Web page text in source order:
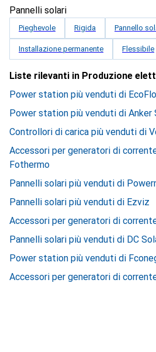
Pannelli solari
Pieghevole Rigida Pannello
Installazione permanente Flessibile
Liste rilevanti in Produzione
Power station più venduti di
Power station più venduti di Anker
Controllori di carica più venduti di
Accessori per generatori di
Fothermo
Pannelli solari più venduti di
Pannelli solari più venduti di Ezviz
Accessori per generatori di
Pannelli solari più venduti di DC
Power station più venduti di
Accessori per generatori di